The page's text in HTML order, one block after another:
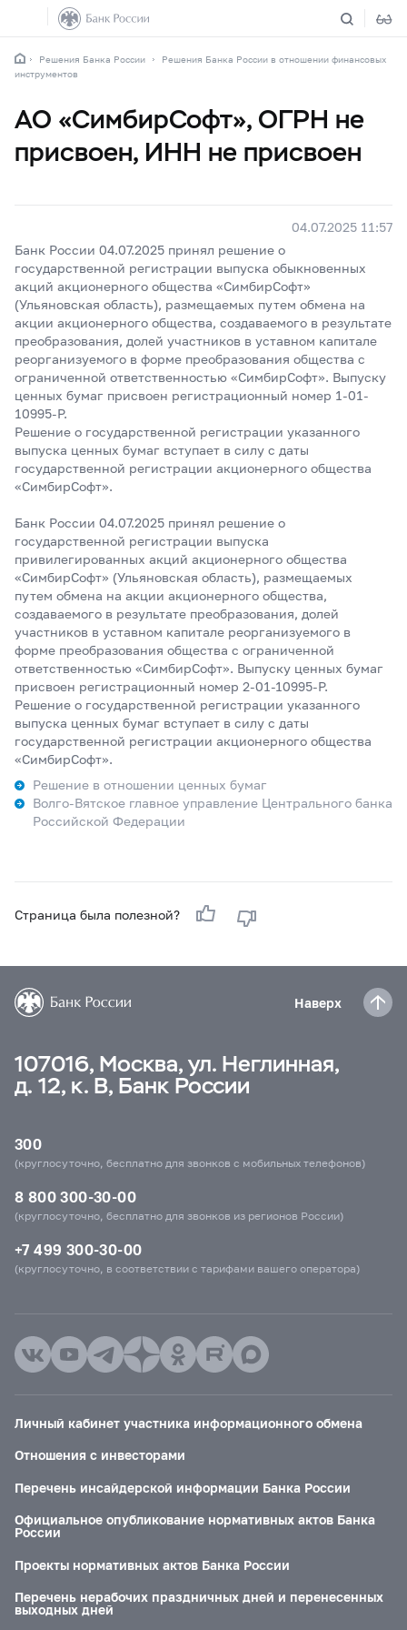
Решения Банка России
Решения Банка России в отношении финансовых
инструментов
АО «СимбирСофт», ОГРН не
присвоен, ИНН не присвоен
04.07.2025 11:57
Банк России 04.07.2025 принял решение о
государственной регистрации выпуска обыкновенных
акций акционерного общества «СимбирСофт»
(Ульяновская область), размещаемых путем обмена на
акции акционерного общества, создаваемого в результате
преобразования, долей участников в уставном капитале
реорганизуемого в форме преобразования общества с
ограниченной ответственностью «СимбирСофт». Выпуску
ценных бумаг присвоен регистрационный номер 1-01-
10995-P.
Решение о государственной регистрации указанного
выпуска ценных бумаг вступает в силу с даты
государственной регистрации акционерного общества
«СимбирСофт».
Банк России 04.07.2025 принял решение о
государственной регистрации выпуска
привилегированных акций акционерного общества
«СимбирСофт» (Ульяновская область), размещаемых
путем обмена на акции акционерного общества,
создаваемого в результате преобразования, долей
участников в уставном капитале реорганизуемого в
форме преобразования общества с ограниченной
ответственностью «СимбирСофт». Выпуску ценных бумаг
присвоен регистрационный номер 2-01-10995-P.
Решение о государственной регистрации указанного
выпуска ценных бумаг вступает в силу с даты
государственной регистрации акционерного общества
«СимбирСофт».
Решение в отношении ценных бумаг
Волго-Вятское главное управление Центрального банка
Российской Федерации
Страница была полезной?
Наверх
107016, Москва, ул. Неглинная,
д. 12, к. В, Банк России
300
(круглосуточно, бесплатно для звонков с мобильных телефонов)
8 800 300-30-00
(круглосуточно, бесплатно для звонков из регионов России)
+7 499 300-30-00
(круглосуточно, в соответствии с тарифами вашего оператора)
Личный кабинет участника информационного обмена
Отношения с инвесторами
Перечень инсайдерской информации Банка России
Официальное опубликование нормативных актов Банка
России
Проекты нормативных актов Банка России
Перечень нерабочих праздничных дней и перенесенных
выходных дней